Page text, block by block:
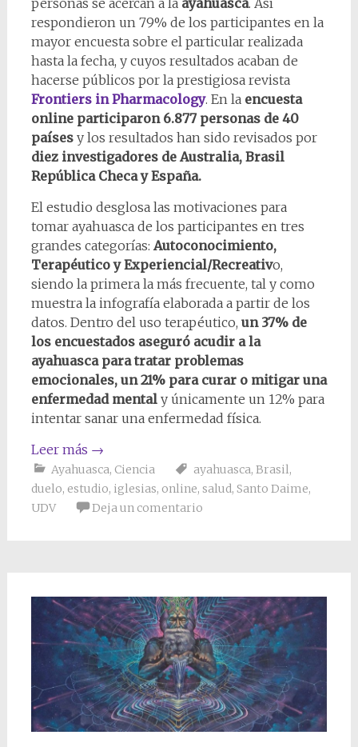
personas se acercan a la ayahuasca. Así
respondieron un 79% de los participantes en la
mayor encuesta sobre el particular realizada
hasta la fecha, y cuyos resultados acaban de
hacerse públicos por la prestigiosa revista
Frontiers in Pharmacology. En laencuesta
online participaron 6.877 personas de 40
paísesy los resultados han sido revisados por
diez investigadores de Australia, Brasil
República Checa y España.
El estudio desglosa las motivaciones para
tomar ayahuasca de los participantes en tres
grandes categorías: Autoconocimiento,
Terapéutico y Experiencial/Recreativo,
siendo la primera la más frecuente, tal y como
muestra la infografía elaborada a partir de los
datos. Dentro del uso terapéutico, un 37% de
los encuestados aseguró acudir a la
ayahuasca para tratar problemas
emocionales, un 21% para curar o mitigar una
enfermedad mental y únicamente un 12% para
intentar sanar una enfermedad física.
Leer más →
Ayahuasca, Ciencia ayahuasca, Brasil,
duelo, estudio, iglesias, online, salud, Santo Daime,
UDV
Deja un comentario